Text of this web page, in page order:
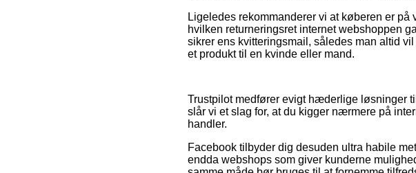
Ligeledes rekommanderer vi at køberen er
hvilken returneringsret internet webshoppen
sikrer ens kvitteringsmail, således man altid
et produkt til en kvinde eller mand.
Trustpilot medfører evigt hæderlige løsninger
slår vi et slag for, at du kigger nærmere på
handler.
Facebook tilbyder dig desuden ultra habile
endda webshops som giver kunderne